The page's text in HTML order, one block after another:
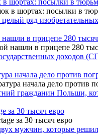
шортах: посылки в
ряд
в прицепе 280 тысяч
доходов
начала дело против
гражданин Польши,
за 30 тысяч евро
мужчин, которые